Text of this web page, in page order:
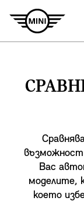
Вас
моделите,
което